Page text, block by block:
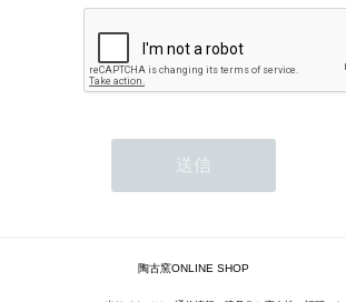
陶古窯ONLINE SHOP